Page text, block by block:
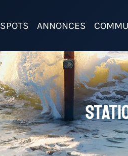
SPOTS ANNONCES